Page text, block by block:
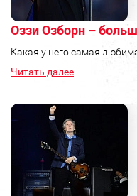
Оззи Озборн –
Какая у него самая
Читать далее